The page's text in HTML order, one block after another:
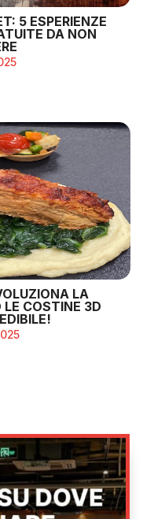
5 ESPERIENZE
DA NON
LA
COSTINE 3D